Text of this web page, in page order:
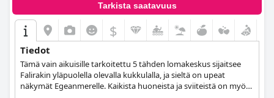
Tarkista saatavuus
$
Tiedot
Tämä vain aikuisille tarkoitettu 5 tähden lomakeskus sijaitsee
Falirakin yläpuolella olevalla kukkulalla, ja sieltä on upeat
näkymät Egeanmerelle. Kaikista huoneista ja sviiteistä on myös